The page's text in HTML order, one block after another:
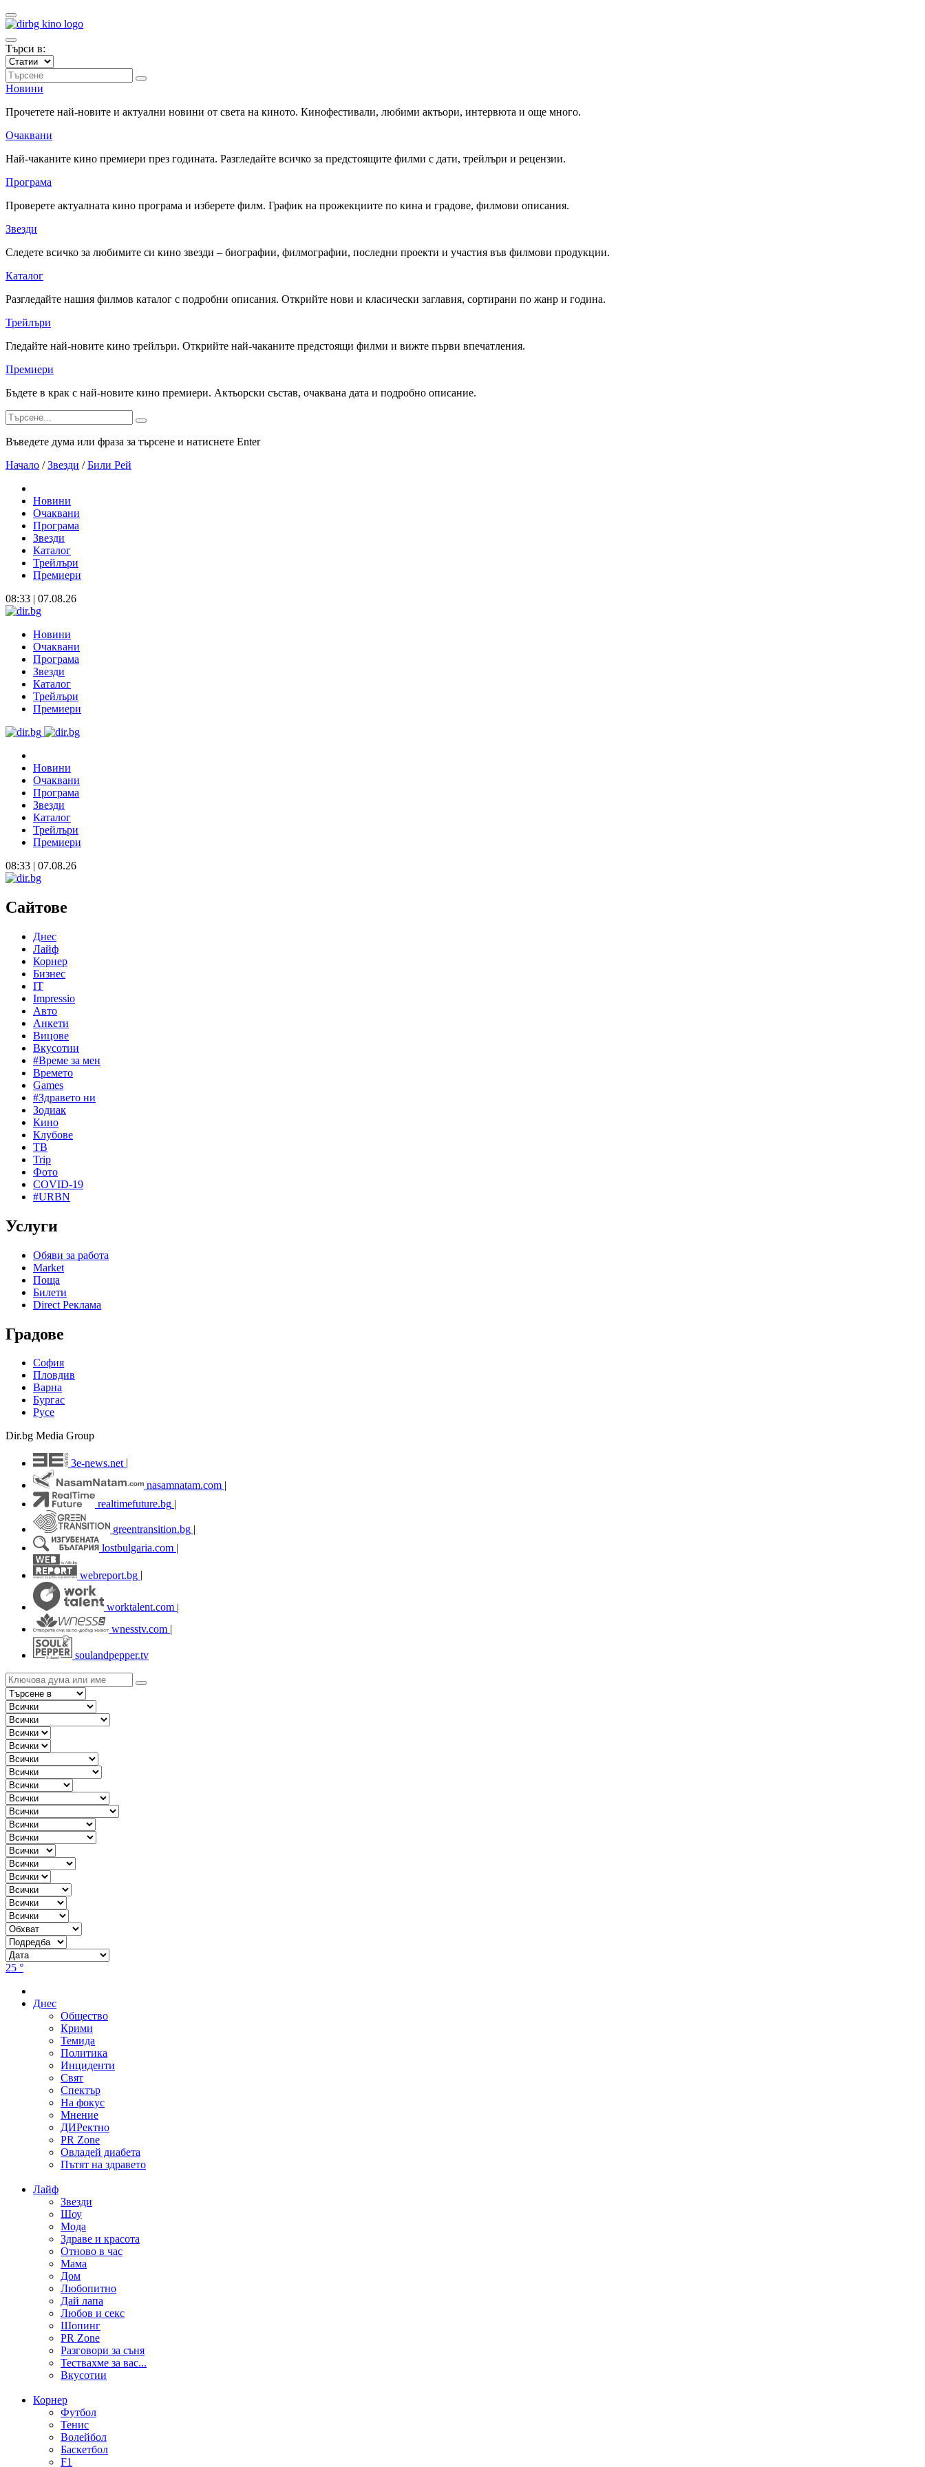
Търси в:
Новини
Прочетете най-новите и актуални новини от света на киното. Кинофестивали, любими актьори, интервюта и още много.
Очаквани
Най-чаканите кино премиери през годината. Разгледайте всичко за предстоящите филми с дати, трейлъри и рецензии.
Програма
Проверете актуалната кино програма и изберете филм. График на прожекциите по кина и градове, филмови описания.
Звезди
Следете всичко за любимите си кино звезди – биографии, филмографии, последни проекти и участия във филмови продукции.
Каталог
Разгледайте нашия филмов каталог с подробни описания. Открийте нови и класически заглавия, сортирани по жанр и година.
Трейлъри
Гледайте най-новите кино трейлъри. Открийте най-чаканите предстоящи филми и вижте първи впечатления.
Премиери
Бъдете в крак с най-новите кино премиери. Актьорски състав, очаквана дата и подробно описание.
Въведете дума или фраза за търсене и натиснете Enter
Начало / Звезди / Били Рей
Новини
Очаквани
Програма
Звезди
Каталог
Трейлъри
Премиери
08:33 | 07.08.26
Новини
Очаквани
Програма
Звезди
Каталог
Трейлъри
Премиери
Новини
Очаквани
Програма
Звезди
Каталог
Трейлъри
Премиери
08:33 | 07.08.26
Сайтове
Днес
Лайф
Корнер
Бизнес
IT
Impressio
Авто
Анкети
Вицове
Вкусотии
#Време за мен
Времето
Games
#Здравето ни
Зодиак
Кино
Клубове
ТВ
Trip
Фото
COVID-19
#URBN
Услуги
Обяви за работа
Market
Поща
Билети
Direct Реклама
Градове
София
Пловдив
Варна
Бургас
Русе
Dir.bg Media Group
3e-news.net
nasamnatam.com |
realtimefuture.bg |
greentransition.bg |
lostbulgaria.com |
webreport.bg
worktalent.com |
wnesstv.com |
soulandpepper.tv
25 °
Днес
Общество
Крими
Темида
Политика
Инциденти
Свят
Спектър
На фокус
Мнение
ДИРектно
PR Zone
Овладей диабета
Пътят на здравето
Лайф
Звезди
Шоу
Мода
Здраве и красота
Отново в час
Мама
Дом
Любопитно
Дай лапа
Любов и секс
Шопинг
PR Zone
Разговори за съня
Тествахме за вас...
Вкусотии
Корнер
Футбол
Тенис
Волейбол
Баскетбол
F1